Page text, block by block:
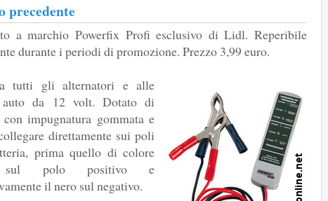
precedente
a marchio Powerfix Profi esclusivo di Lidl. Reperibile
durante i periodi di promozione. Prezzo 3,99 euro.
tutti gli alternatori e alle
auto da 12 volt. Dotato di
impugnatura gommata e
direttamente sui poli
prima quello di colore
sul polo positivo e
il nero sul negativo.